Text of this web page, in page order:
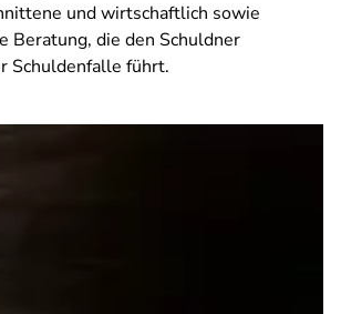
und wirtschaftlich sowie
Beratung, die den Schuldner
Schuldenfalle führt.